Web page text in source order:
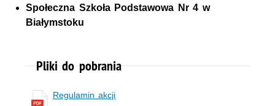
Społeczna Szkoła Podstawowa Nr 4 w
Białymstoku
Pliki do pobrania
Regulamin akcji